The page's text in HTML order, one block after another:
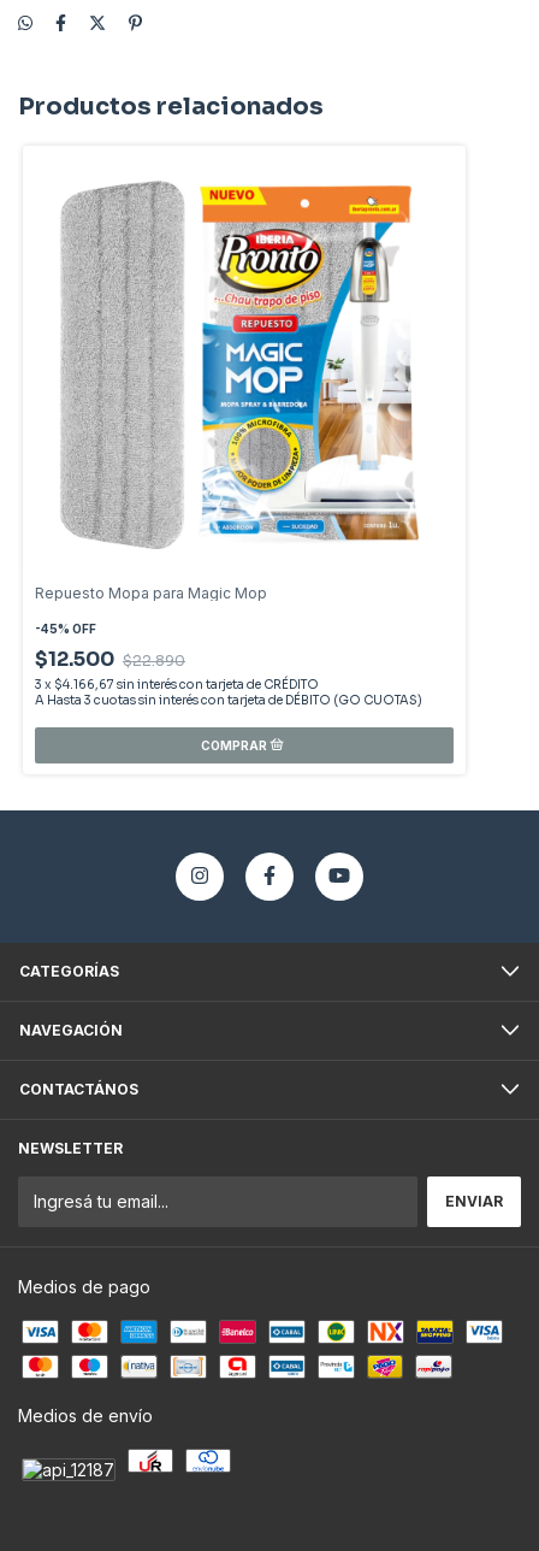
Productos relacionados
Repuesto Mopa para Magic Mop
-45% OFF
$12.500 $22.890
3 x $4.166,67 sin interés
CATEGORÍAS
NAVEGACIÓN
CONTACTÁNOS
NEWSLETTER
Medios de pago
Medios de envío